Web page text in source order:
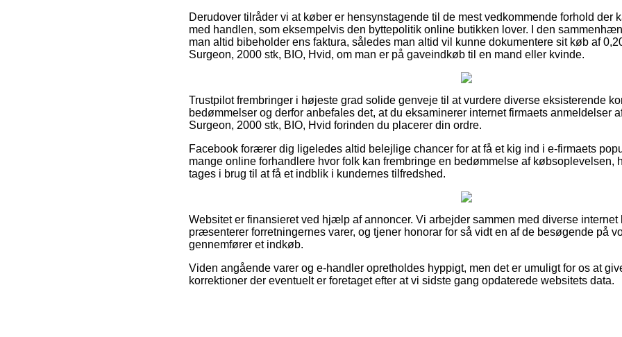
Derudover tilråder vi at køber er hensynstagende til de mest vedkommende forhold der
med handlen, som eksempelvis den byttepolitik online butikken lover. I den
man altid bibeholder ens faktura, således man altid vil kunne dokumentere sit køb af
Surgeon, 2000 stk, BIO, Hvid, om man er på gaveindkøb til en mand eller kvinde.
Trustpilot frembringer i højeste grad solide genveje til at vurdere diverse eksisterende
bedømmelser og derfor anbefales det, at du eksaminerer internet firmaets anmeldelser
Surgeon, 2000 stk, BIO, Hvid forinden du placerer din ordre.
Facebook forærer dig ligeledes altid belejlige chancer for at få et kig ind i e-firmaets
mange online forhandlere hvor folk kan frembringe en bedømmelse af købsoplevelsen,
tages i brug til at få et indblik i kundernes tilfredshed.
Websitet er finansieret ved hjælp af annoncer. Vi arbejder sammen med diverse internet
præsenterer forretningernes varer, og tjener honorar for så vidt en af de besøgende på
gennemfører et indkøb.
Viden angående varer og e-handler opretholdes hyppigt, men det er umuligt for os at
korrektioner der eventuelt er foretaget efter at vi sidste gang opdaterede websitets data.